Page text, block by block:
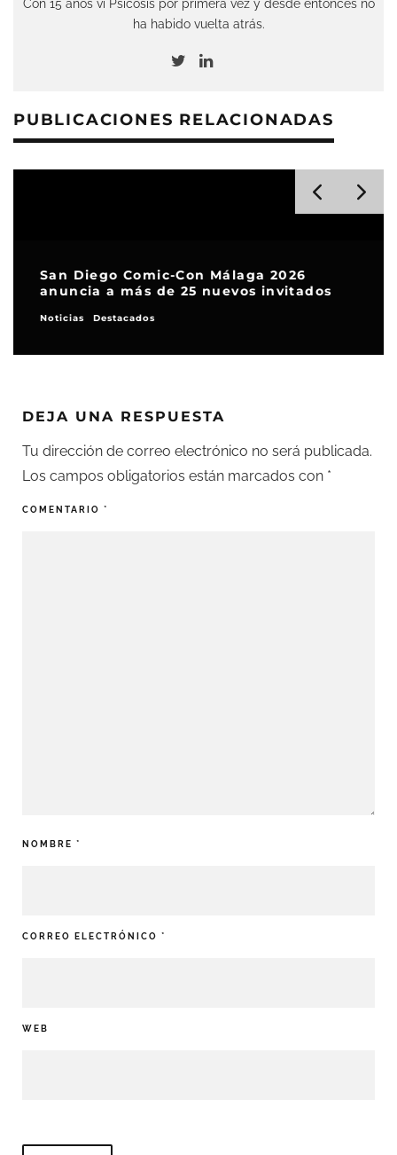
ha habido vuelta atrás.
PUBLICACIONES RELACIONADAS
San Diego Comic-Con Málaga 2026
anuncia a más de 25 nuevos invitados
Noticias Destacados
DEJA UNA RESPUESTA
Tu dirección de correo electrónico no será publicada.
Los campos obligatorios están marcados con *
COMENTARIO *
NOMBRE *
CORREO ELECTRÓNICO *
WEB